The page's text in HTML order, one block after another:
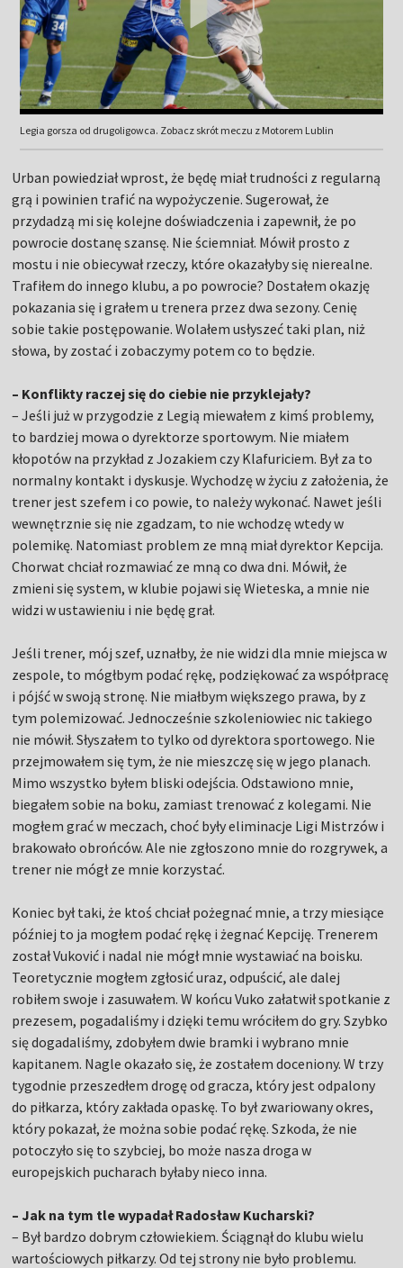
Legia gorsza od drugoligowca. Zobacz skrót meczu z Motorem Lublin
Urban powiedział wprost, że będę miał trudności z regularną
grą i powinien trafić na wypożyczenie. Sugerował, że
przydadzą mi się kolejne doświadczenia i zapewnił, że po
powrocie dostanę szansę. Nie ściemniał. Mówił prosto z
mostu i nie obiecywał rzeczy, które okazałyby się nierealne.
Trafiłem do innego klubu, a po powrocie? Dostałem okazję
pokazania się i grałem u trenera przez dwa sezony. Cenię
sobie takie postępowanie. Wolałem usłyszeć taki plan, niż
słowa, by zostać i zobaczymy potem co to będzie.
– Konflikty raczej się do ciebie nie przyklejały?
– Jeśli już w przygodzie z Legią miewałem z kimś problemy,
to bardziej mowa o dyrektorze sportowym. Nie miałem
kłopotów na przykład z Jozakiem czy Klafuriciem. Był za to
normalny kontakt i dyskusje. Wychodzę w życiu z założenia, że
trener jest szefem i co powie, to należy wykonać. Nawet jeśli
wewnętrznie się nie zgadzam, to nie wchodzę wtedy w
polemikę. Natomiast problem ze mną miał dyrektor Kepcija.
Chorwat chciał rozmawiać ze mną co dwa dni. Mówił, że
zmieni się system, w klubie pojawi się Wieteska, a mnie nie
widzi w ustawieniu i nie będę grał.
Jeśli trener, mój szef, uznałby, że nie widzi dla mnie miejsca w
zespole, to mógłbym podać rękę, podziękować za współpracę
i pójść w swoją stronę. Nie miałbym większego prawa, by z
tym polemizować. Jednocześnie szkoleniowiec nic takiego
nie mówił. Słyszałem to tylko od dyrektora sportowego. Nie
przejmowałem się tym, że nie mieszczę się w jego planach.
Mimo wszystko byłem bliski odejścia. Odstawiono mnie,
biegałem sobie na boku, zamiast trenować z kolegami. Nie
mogłem grać w meczach, choć były eliminacje Ligi Mistrzów i
brakowało obrońców. Ale nie zgłoszono mnie do rozgrywek, a
trener nie mógł ze mnie korzystać.
Koniec był taki, że ktoś chciał pożegnać mnie, a trzy miesiące
później to ja mogłem podać rękę i żegnać Kepciję. Trenerem
został Vuković i nadal nie mógł mnie wystawiać na boisku.
Teoretycznie mogłem zgłosić uraz, odpuścić, ale dalej
robiłem swoje i zasuwałem. W końcu Vuko załatwił spotkanie z
prezesem, pogadaliśmy i dzięki temu wróciłem do gry. Szybko
się dogadaliśmy, zdobyłem dwie bramki i wybrano mnie
kapitanem. Nagle okazało się, że zostałem doceniony. W trzy
tygodnie przeszedłem drogę od gracza, który jest odpalony
do piłkarza, który zakłada opaskę. To był zwariowany okres,
który pokazał, że można sobie podać rękę. Szkoda, że nie
potoczyło się to szybciej, bo może nasza droga w
europejskich pucharach byłaby nieco inna.
– Jak na tym tle wypadał Radosław Kucharski?
– Był bardzo dobrym człowiekiem. Ściągnął do klubu wielu
wartościowych piłkarzy. Od tej strony nie było problemu.